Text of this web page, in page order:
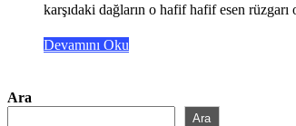
karşıdaki dağların o hafif hafif esen
Devamını Oku
Ara
Ara